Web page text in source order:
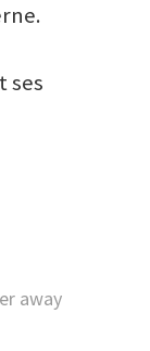
ses
away